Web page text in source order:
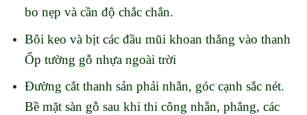
bo nẹp và cần độ chắc chắn.
Bôi keo và bịt các đầu mũi khoan thẳng vào thanh
Ốp tường gỗ nhựa ngoài trời
Đường cắt thanh sản phải nhẵn, góc cạnh sắc nét.
Bề mặt sàn gỗ sau khi thi công nhẵn, phẳng, các